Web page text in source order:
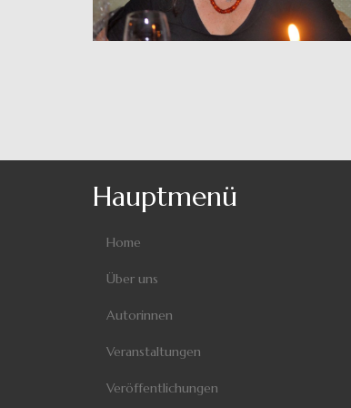
Hauptmenü
Home
Über uns
Autorinnen
Veranstaltungen
Veröffentlichungen